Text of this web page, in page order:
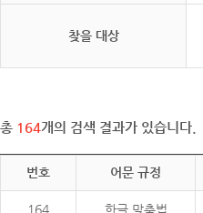
찾을 대상
총 164개의 검색 결과가 있습니다.
번호 어문 규정
164 한글 맞춤법